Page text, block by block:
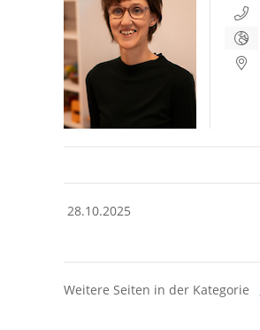
28.10.2025
Weitere Seiten in der Kategorie